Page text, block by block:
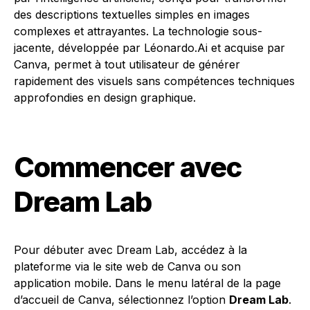
des descriptions textuelles simples en images
complexes et attrayantes. La technologie sous-
jacente, développée par Léonardo.Ai et acquise par
Canva, permet à tout utilisateur de générer
rapidement des visuels sans compétences techniques
approfondies en design graphique.
Commencer avec
Dream Lab
Pour débuter avec Dream Lab, accédez à la
plateforme via le site web de Canva ou son
application mobile. Dans le menu latéral de la page
d’accueil de Canva, sélectionnez l’option Dream Lab.